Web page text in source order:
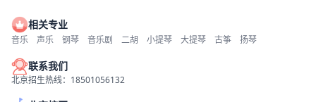
相关专业
音乐 声乐 钢琴 音乐剧 二胡 小提琴 大提琴 古筝 扬琴
联系我们
北京招生热线：18501056132